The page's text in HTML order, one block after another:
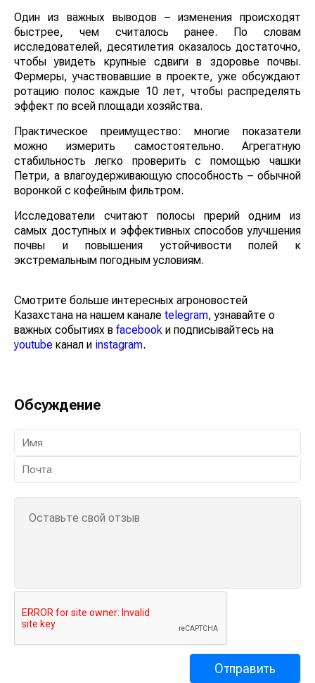
Один из важных выводов – изменения происходят
быстрее, чем считалось ранее. По словам
исследователей, десятилетия оказалось достаточно,
чтобы увидеть крупные сдвиги в здоровье почвы.
Фермеры, участвовавшие в проекте, уже обсуждают
ротацию полос каждые 10 лет, чтобы распределять
эффект по всей площади хозяйства.
Практическое преимущество: многие показатели
можно измерить самостоятельно. Агрегатную
стабильность легко проверить с помощью чашки
Петри, а влагоудерживающую способность – обычной
воронкой с кофейным фильтром.
Исследователи считают полосы прерий одним из
самых доступных и эффективных способов улучшения
почвы и повышения устойчивости полей к
экстремальным погодным условиям.
Смотрите больше интересных агроновостей
Казахстана на нашем канале telegram, узнавайте о
важных событиях в facebook и подписывайтесь на
youtube канал и instagram.
Обсуждение